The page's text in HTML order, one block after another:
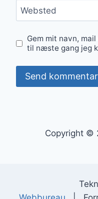
Websted
Gem mit navn,
til næste gang jeg
Copyright ©